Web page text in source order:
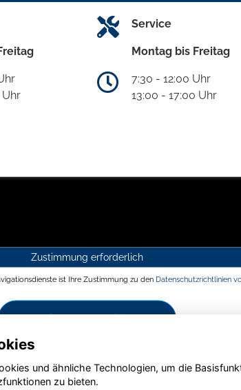
Uhr
Service
Montag bis Freitag
7:30 - 12:00 Uhr
13:00 - 17:00 Uhr
Zustimmung erforderlich
ist Ihre Zustimmung zu den Datenschutzrichtlinien
Zustimmen und aktivieren
und ähnliche Technologien, um die
zu bieten.